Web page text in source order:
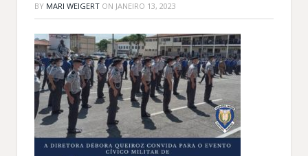
BY MARI WEIGERT ON JANEIRO 13, 2023